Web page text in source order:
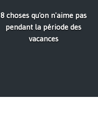
8 choses qu'on n'aime pas
pendant la période des
vacances